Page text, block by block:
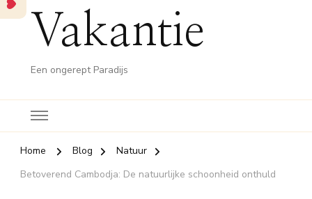
Vakantie
Een ongerept Paradijs
Home Blog
Natuur
Betoverend Cambodja: De natuurlijke schoonheid onthuld